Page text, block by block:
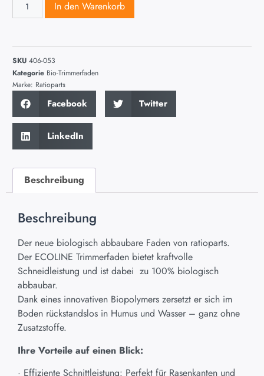
In den Warenkorb
SKU 406-053
Kategorie Bio-Trimmerfaden
Marke: Ratioparts
Facebook Twitter
LinkedIn
Beschreibung
Beschreibung
Der neue biologisch abbaubare Faden von ratioparts.
Der ECOLINE Trimmerfaden bietet kraftvolle
Schneidleistung und ist dabei zu 100% biologisch
abbaubar.
Dank eines innovativen Biopolymers zersetzt er sich im
Boden rückstandslos in Humus und Wasser – ganz ohne
Zusatzstoffe.
Ihre Vorteile auf einen Blick:
· Effiziente Schnittleistung: Perfekt für Rasenkanten und